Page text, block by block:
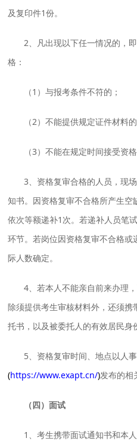
及复印件1份。
2、凡出现以下任一情况的，
格：
（1）与报考条件不符的；
（2）不能提供规定证件材料的
（3）不能在规定时间接受资格
3、资格复审合格的人员，现
知书。因资格复审不合格所产生
依次等额递补1次。若递补人员笔
环节。若岗位因资格复审不合格
际人数确定。
4、若本人不能亲自前来办理
除须提供考生审核材料外，还须
托书，以及被委托人的有效居民身
5、资格复审时间、地点以人
(https://www.exapt.cn/)发布的相
（四） 面试
1、考生携带面试通知书和本